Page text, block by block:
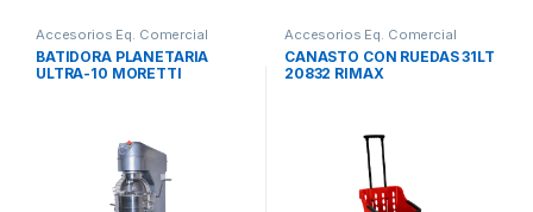
Accesorios Eq. Comercial
BATIDORA PLANETARIA
ULTRA-10 MORETTI
Accesorios Eq. Comercial
CANASTO CON RUEDAS 31LT
20832 RIMAX